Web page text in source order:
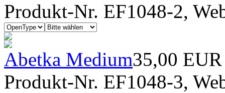
Produkt-Nr. EF1048-2,
Abetka Medium35,00 EUR
Produkt-Nr. EF1048-3,